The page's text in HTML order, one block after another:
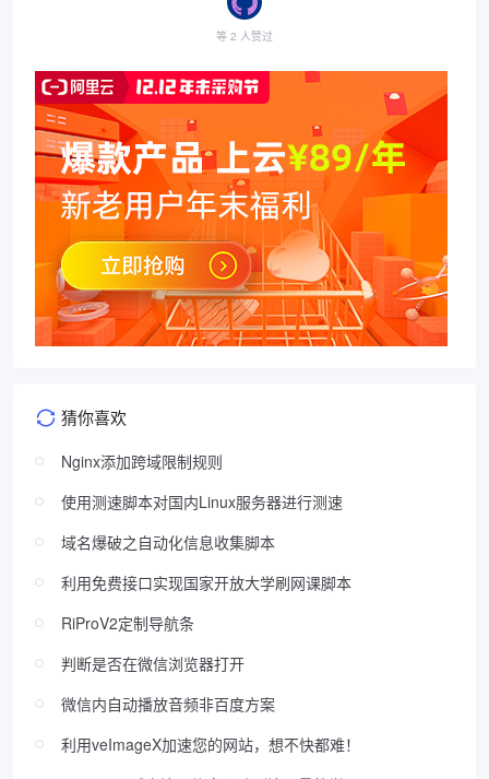
等 2 人赞过
猜你喜欢
Nginx添加跨域限制规则
使用测速脚本对国内Linux服务器进行测速
域名爆破之自动化信息收集脚本
利用免费接口实现国家开放大学刷网课脚本
RiProV2定制导航条
判断是否在微信浏览器打开
微信内自动播放音频非百度方案
利用veImageX加速您的网站，想不快都难！